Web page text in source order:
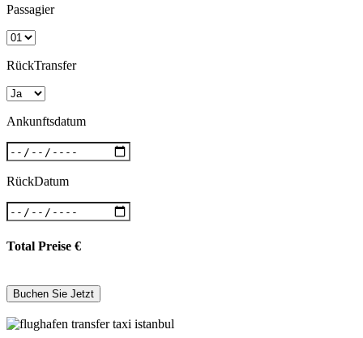
Passagier
RückTransfer
Ankunftsdatum
RückDatum
Total Preise €